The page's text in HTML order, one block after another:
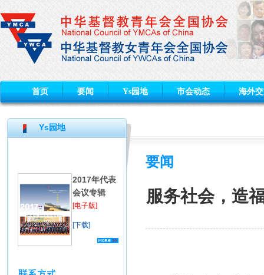
首页 要闻 Ys园地 市会动态 海外
Ys园地
2017年代表
会议专辑
[电子版]
[下载]
要闻
服务社会，造